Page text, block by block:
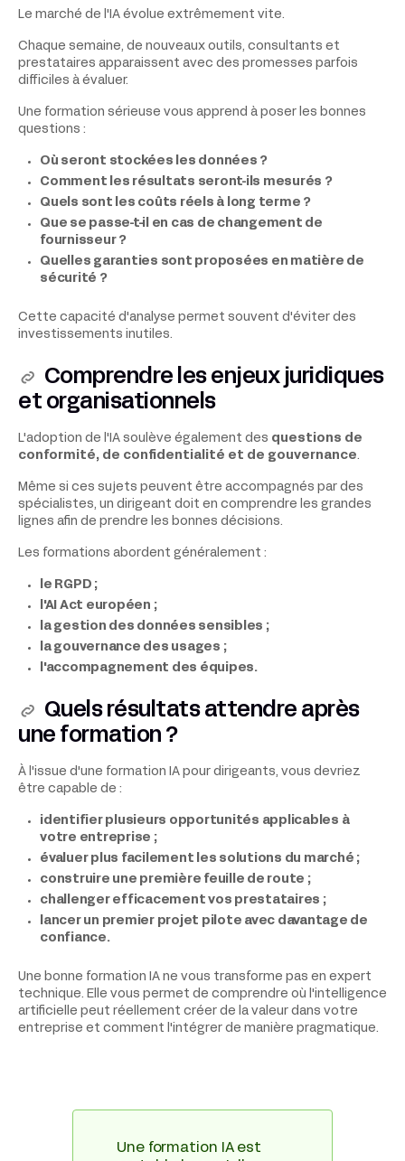
Le marché de l'IA évolue extrêmement vite.
Chaque semaine, de nouveaux outils, consultants et
prestataires apparaissent avec des promesses parfois
difficiles à évaluer.
Une formation sérieuse vous apprend à poser les bonnes
questions :
Où seront stockées les données ?
Comment les résultats seront-ils mesurés ?
Quels sont les coûts réels à long terme ?
Que se passe-t-il en cas de changement de
fournisseur ?
Quelles garanties sont proposées en matière de
sécurité ?
Cette capacité d'analyse permet souvent d'éviter des
investissements inutiles.
Comprendre les enjeux juridiques
et organisationnels
L'adoption de l'IA soulève également des questions de
conformité, de confidentialité et de gouvernance.
Même si ces sujets peuvent être accompagnés par des
spécialistes, un dirigeant doit en comprendre les grandes
lignes afin de prendre les bonnes décisions.
Les formations abordent généralement :
le RGPD ;
l'AI Act européen ;
la gestion des données sensibles ;
la gouvernance des usages ;
l'accompagnement des équipes.
Quels résultats attendre après
une formation ?
À l'issue d'une formation IA pour dirigeants, vous devriez
être capable de :
identifier plusieurs opportunités applicables à
votre entreprise ;
évaluer plus facilement les solutions du marché ;
construire une première feuille de route ;
challenger efficacement vos prestataires ;
lancer un premier projet pilote avec davantage de
confiance.
Une bonne formation IA ne vous transforme pas en expert
technique. Elle vous permet de comprendre où l'intelligence
artificielle peut réellement créer de la valeur dans votre
entreprise et comment l'intégrer de manière pragmatique.
Une formation IA est